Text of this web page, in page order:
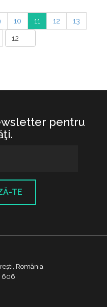
10 11 12 13
pentru
TE
România
606